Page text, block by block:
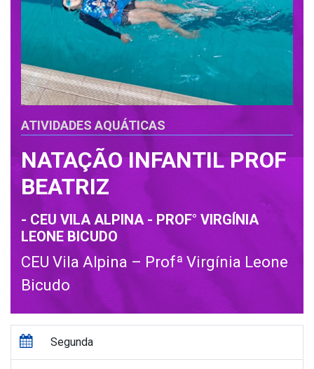
ATIVIDADES AQUÁTICAS
NATAÇÃO INFANTIL PROF
BEATRIZ
- CEU VILA ALPINA - PROF° VIRGÍNIA
LEONE BICUDO
CEU Vila Alpina – Profª Virgínia Leone
Bicudo
Segunda